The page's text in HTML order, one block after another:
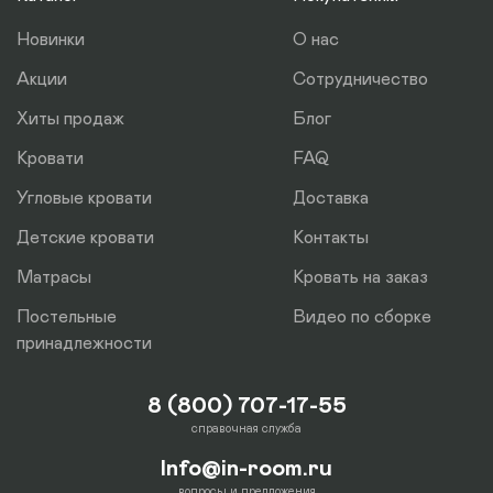
Новинки
Акции
Хиты продаж
Кровати
Угловые кровати
Детские кровати
Матрасы
Постельные
принадлежности
О нас
Сотрудничество
Блог
FAQ
Доставка
Контакты
Кровать на заказ
Видео по сборке
8 (800) 707-17-55
справочная служба
Info@in-room.ru